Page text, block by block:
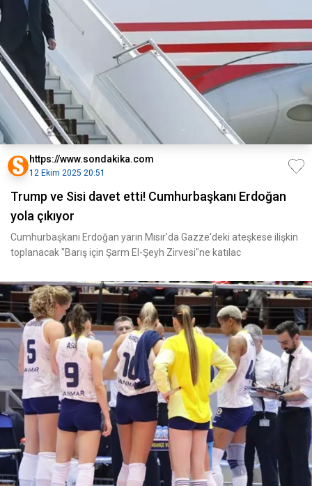
https://www.sondakika.com
12 Ekim 2025 20:51
Trump ve Sisi davet etti! Cumhurbaşkanı Erdoğan
yola çıkıyor
Cumhurbaşkanı Erdoğan yarın Mısır'da Gazze'deki ateşkese ilişkin
toplanacak "Barış için Şarm El-Şeyh Zirvesi"ne katılac